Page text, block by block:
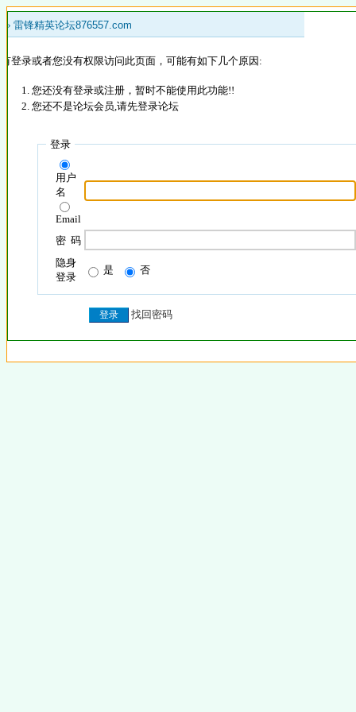
» 雷锋精英论坛876557.com
登录或者您没有权限访问此页面，可能有如下几个原因:
您还没有登录或注册，暂时不能使用此功能!!
您还不是论坛会员,请先登录论坛
登录
用户
名
Email
密 码
隐身
登录
是 否
找回密码